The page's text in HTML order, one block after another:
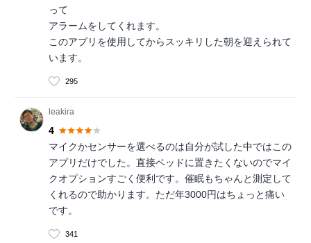
って
アラームをしてくれます。
このアプリを使用してからスッキリした朝を迎えられて
います。
295
leakira
4
マイクかセンサーを選べるのは自分が試した中ではこの
アプリだけでした。直接ベッドに置きたくないのでマイ
クオプションすごく便利です。催眠もちゃんと測定して
くれるので助かります。ただ年3000円はちょっと痛い
です。
341